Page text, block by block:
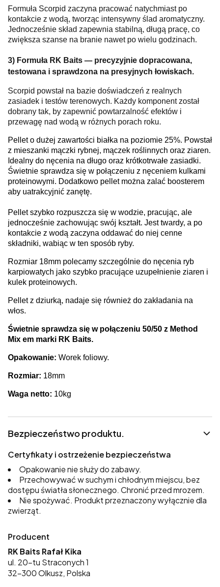
Formuła Scorpid zaczyna pracować natychmiast po
kontakcie z wodą, tworząc intensywny ślad aromatyczny.
Jednocześnie skład zapewnia stabilną, długą pracę, co
zwiększa szanse na branie nawet po wielu godzinach.
3) Formuła RK Baits — precyzyjnie dopracowana,
testowana i sprawdzona na presyjnych łowiskach.
Scorpid powstał na bazie doświadczeń z realnych
zasiadek i testów terenowych. Każdy komponent został
dobrany tak, by zapewnić powtarzalność efektów i
przewagę nad wodą w różnych porach roku.
Pellet o dużej zawartości białka na poziomie 25%. Powstał
z mieszanki mączki rybnej, mączek roślinnych oraz ziaren.
Idealny do nęcenia na długo oraz krótkotrwałe zasiadki.
Świetnie sprawdza się w połączeniu z nęceniem kulkami
proteinowymi. Dodatkowo pellet można zalać boosterem
aby uatrakcyjnić zanętę.
Pellet szybko rozpuszcza się w wodzie, pracując, ale
jednocześnie zachowując swój kształt. Jest twardy, a po
kontakcie z wodą zaczyna oddawać do niej cenne
składniki, wabiąc w ten sposób ryby.
Rozmiar 18mm polecamy szczególnie do nęcenia ryb
karpiowatych jako szybko pracujące uzupełnienie ziaren i
kulek proteinowych.
Pellet z dziurką, nadaje się również do zakładania na
włos.
Świetnie sprawdza się w połączeniu 50/50 z Method
Mix em marki RK Baits.
Opakowanie: Worek foliowy.
Rozmiar: 18mm
Waga netto: 10kg
Bezpieczeństwo produktu.
Certyfikaty i ostrzeżenie bezpieczeństwa
Opakowanie nie służy do zabawy.
Przechowywać w suchym i chłodnym miejscu, bez
dostępu światła słonecznego. Chronić przed mrozem.
Nie spożywać. Produkt przeznaczony wyłącznie dla
zwierząt.
Producent
RK Baits Rafał Kika
ul. 20-tu Straconych 1
32-300 Olkusz, Polska